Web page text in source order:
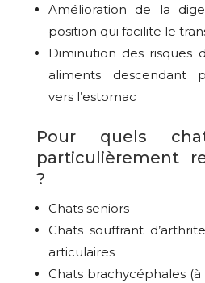
Amélioration de la
position qui facilite le
Diminution des risques
aliments descendant
vers l’estomac
Pour quels
particulièrement
?
Chats seniors
Chats souffrant
articulaires
Chats brachycéphales